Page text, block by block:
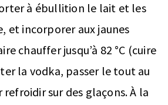
à ébullition le lait et les
et incorporer aux jaunes
chauffer jusqu’à 82 °C (cuire
la vodka, passer le tout au
refroidir sur des glaçons. À la